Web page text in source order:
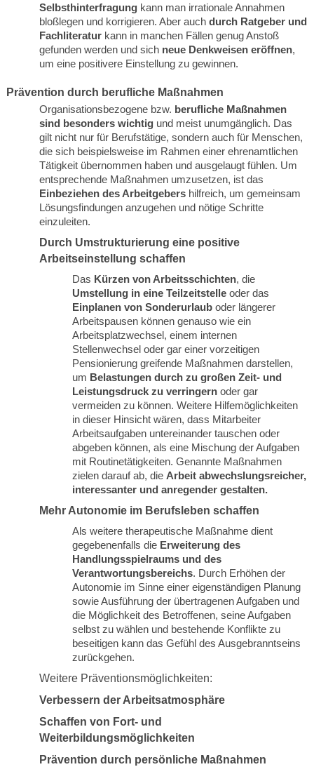
Selbsthinterfragung kann man irrationale Annahmen
bloßlegen und korrigieren. Aber auchdurch Ratgeber und
Fachliteratur kann in manchen Fällen genug Anstoß
gefunden werden und sich neue Denkweisen eröffnen,
um eine positivere Einstellung zu gewinnen.
Prävention durch berufliche Maßnahmen
Organisationsbezogene bzw. berufliche Maßnahmen
sind besonders wichtig und meist unumgänglich. Das
gilt nicht nur für Berufstätige, sondern auch für Menschen,
die sich beispielsweise im Rahmen einer ehrenamtlichen
Tätigkeit übernommen haben und ausgelaugt fühlen. Um
entsprechende Maßnahmen umzusetzen, ist das
Einbeziehen des Arbeitgebers hilfreich, um gemeinsam
Lösungsfindungen anzugehen und nötige Schritte
einzuleiten.
Durch Umstrukturierung eine positive
Arbeitseinstellung schaffen
Das Kürzen von Arbeitsschichten, die
Umstellung in eine Teilzeitstelle oder das
Einplanen von Sonderurlaub oder längerer
Arbeitspausen können genauso wie ein
Arbeitsplatzwechsel, einem internen
Stellenwechsel oder gar einer vorzeitigen
Pensionierung greifende Maßnahmen darstellen,
um Belastungen durch zu großen Zeit- und
Leistungsdruck zu verringern oder gar
vermeiden zu können. Weitere Hilfemöglichkeiten
in dieser Hinsicht wären, dass Mitarbeiter
Arbeitsaufgaben untereinander tauschen oder
abgeben können, als eine Mischung der Aufgaben
mit Routinetätigkeiten. Genannte Maßnahmen
zielen darauf ab, die Arbeit abwechslungsreicher,
interessanter und anregender gestalten.
Mehr Autonomie im Berufsleben schaffen
Als weitere therapeutische Maßnahme dient
gegebenenfalls die Erweiterung des
Handlungsspielraums und des
Verantwortungsbereichs. Durch Erhöhen der
Autonomie im Sinne einer eigenständigen Planung
sowie Ausführung der übertragenen Aufgaben und
die Möglichkeit des Betroffenen, seine Aufgaben
selbst zu wählen und bestehende Konflikte zu
beseitigen kann das Gefühl des Ausgebranntseins
zurückgehen.
Weitere Präventionsmöglichkeiten:
Verbessern der Arbeitsatmosphäre
Schaffen von Fort- und
Weiterbildungsmöglichkeiten
Prävention durch persönliche Maßnahmen